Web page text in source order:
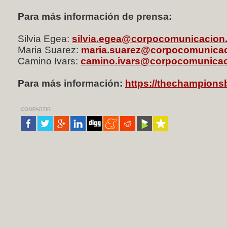
Para más información de prensa:
Silvia Egea:
Maria Suarez:
Camino Ivars:
Para más información: https://
COMPARTIR